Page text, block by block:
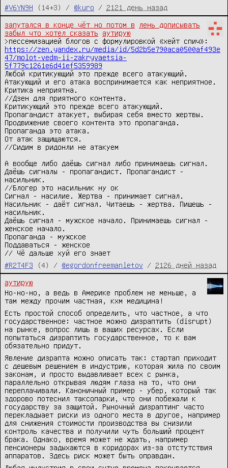
#V6YN9H
(14+3) / @kuro / 2121 день назад
запутался в конце чёт но потом в
лень дописывать
забыл что хотел сказать
аутирую
https://zen.yandex.ru/media/id/5d2b5e790aca0500af493e
47/molot-vedm-ii-zakryvaetsia-
5f779c1261e6d41ef5359989
Любой критикующий это прежде всего атакующий.
Атакующий и его атака воспринимается как неприятное.
Критика неприятна.
//Дзен для приятного контента.
Критикующий это прежде всего атакующий.
Пропагандист атакует, выбирая себя вместо жертвы.
Продвижение своего контента это пропаганда.
Пропаганда это атака.
От атак защищаются.
//Сидим в ридонли не атакуем
А вообще либо даёшь сигнал либо принимаешь сигнал.
Даёшь сигналы - пропагандист. Пропагандист -
насильник.
//Блогер это насильник ну ок
Сигнал - насилие. Жертва - принимает сигнал.
Насильник - даёт сигнал. Читаешь - жертва. Пишешь -
насильник.
Даёшь сигнал - мужское начало. Принимаешь сигнал -
женское начало.
Пропаганда - мужское
Поддаваться - женское
// Чё дальше хуй его знает
#R2T4F3
(4) / @egordonfreemanletov / 2126 дней назад
аутирую
Но-но-но, а ведь в Америке проблем не меньше, а
там между прочим частная, кхм медицина!
Есть простой способ определить, что частное, а что
государственное: частное можно дизраптить (disrupt)
на рынке, вопрос лишь в ваших ресурсах. Если
попытаться дизраптить государственное, то к вам
обязательно придут.
Явление дизрапта можно описать так: стартап приходит
с дешевым решением в индустрию, которая жила по своим
законам, и просто выдавливает всех с рынка,
параллельно открывая людям глаза на то, что они
переплачивали. Каноничный пример - убер, который так
здорово потеснил таксопарки, что они побежали к
государству за защитой. Рыночный дизраптинг часто
перекладыает риски из одного места в другое, например
для снижения стоимости производства вы снизили
контроль качества и получили чуть больший процент
брака. Однако, время может не ждать, например
пенсионеры задыхаются в коридорах из-за отстутствия
аппаратов. Здесь риск может быть оправдан.